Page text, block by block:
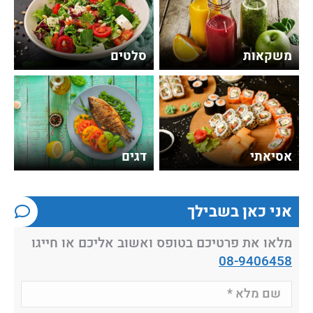
משקאות סלטים
אסיאתי דגים
אני כאן בשבילך
מלאו את פרטיכם בטופס ואשוב אליכם או חייגו
08-9406458